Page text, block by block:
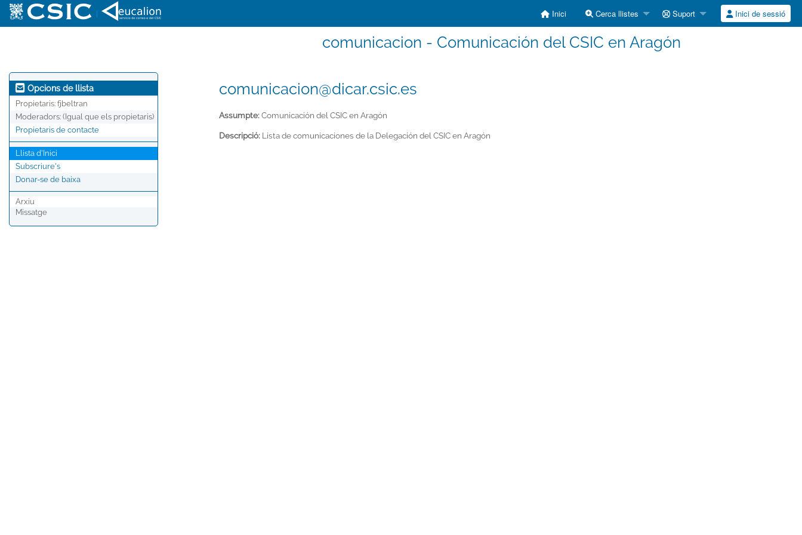
Inici Cerca llistes Suport Inici de sessió
comunicacion - Comunicación del CSIC en Aragón
Opcions de llista
Propietaris: fjbeltran
Moderadors: (Igual que els propietaris)
Propietaris de contacte
Llista d'Inici
Subscriure's
Donar-se de baixa
Arxiu
Missatge
comunicacion@dicar.csic.es
Assumpte:Comunicación del CSIC en Aragón
Descripció: Lista de comunicaciones de la Delegación del CSIC en Aragón